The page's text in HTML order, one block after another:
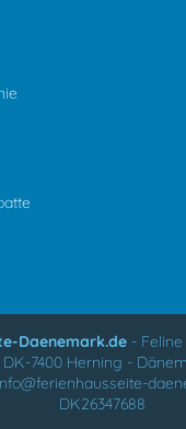
Daenemark.de-
DK-7400 Herning -
DK26347688